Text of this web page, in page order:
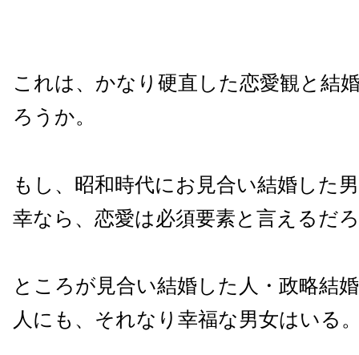
これは、かなり硬直した恋愛観と結
ろうか。
もし、昭和時代にお見合い結婚した
幸なら、恋愛は必須要素と言えるだ
ところが見合い結婚した人・政略結
人にも、それなり幸福な男女はいる